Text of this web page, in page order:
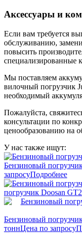
Аксессуары и
Если вам требуется
обслуживанию,
повысить
специализированные
Мы поставляем
вилочный погрузчик
необходимый
Пожалуйста,
консультации по
ценообразованию на
У нас также ищут:
Бензиновый
запросуПодробнее
погрузчик Doosan
Бензиновый
тоннЦена по запросу